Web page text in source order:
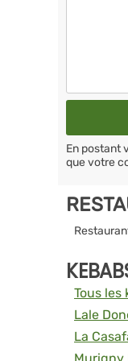
En postant
que votre
Tous les
Lale
La
Murigny